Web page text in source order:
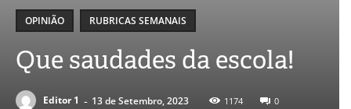
OPINIÃO RUBRICAS SEMANAIS
Que saudades da escola!
Editor 1 - 13 de Setembro, 2023 1174 0